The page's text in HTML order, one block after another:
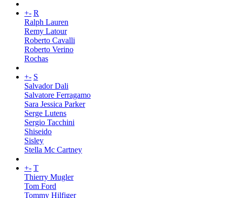
+- R
Ralph Lauren
Remy Latour
Roberto Cavalli
Roberto Verino
Rochas
+- S
Salvador Dali
Salvatore Ferragamo
Sara Jessica Parker
Serge Lutens
Sergio Tacchini
Shiseido
Sisley
Stella Mc Cartney
+- T
Thierry Mugler
Tom Ford
Tommy Hilfiger